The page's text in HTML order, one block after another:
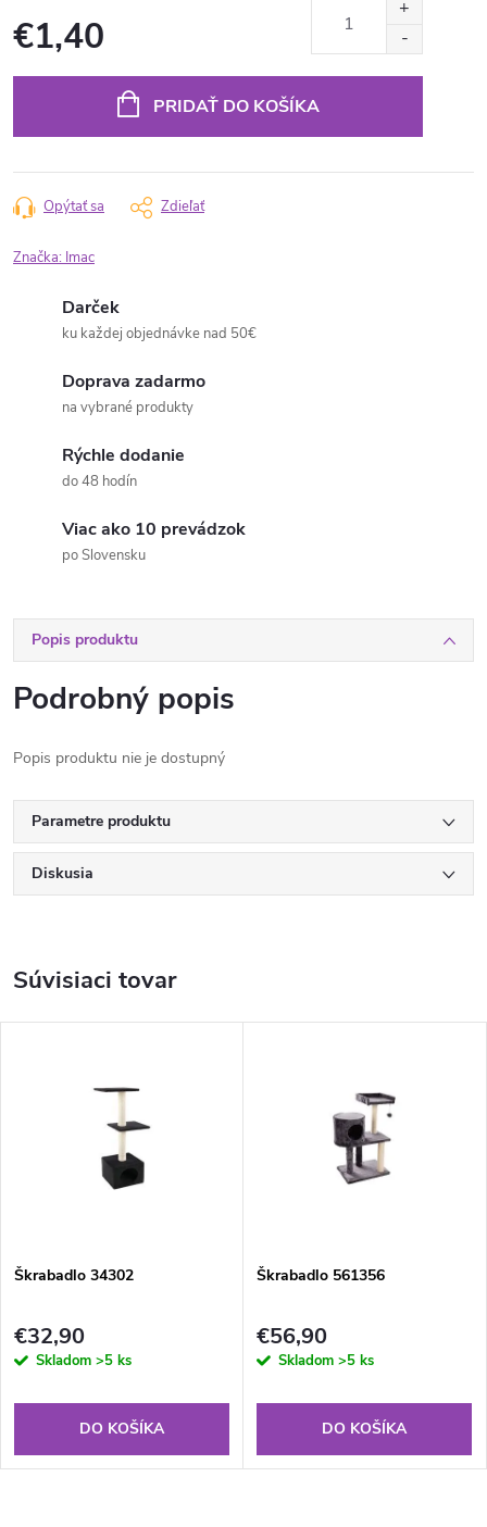
€1,40
PRIDAŤ DO KOŠÍKA
Opýtať sa Zdieľať
Značka: Imac
Darček
ku každej objednávke nad 50€
Doprava zadarmo
na vybrané produkty
Rýchle dodanie
do 48 hodín
Viac ako 10 prevádzok
po Slovensku
Popis produktu
Podrobný popis
Popis produktu nie je dostupný
Parametre produktu
Diskusia
Súvisiaci tovar
Škrabadlo 34302
€32,90
Skladom >5 ks
DO KOŠÍKA
Škrabadlo 561356
€56,90
Skladom >5 ks
DO KOŠÍKA